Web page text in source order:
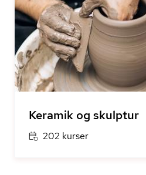
Keramik og skulptur
202 kurser